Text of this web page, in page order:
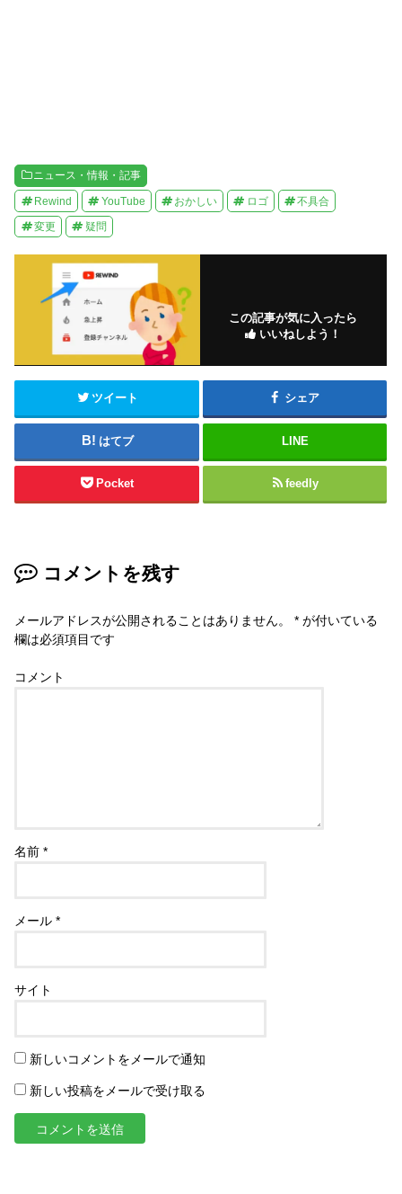
ニュース・情報・記事
Rewind YouTube おかしい ロゴ 不具合
変更 疑問
この記事が気に入ったら
いいねしよう！
ツイート シェア
はてブ LINE
Pocket feedly
コメントを残す
メールアドレスが公開されることはありません。 * が付いている
欄は必須項目です
コメント
名前*
メール*
サイト
新しいコメントをメールで通知
新しい投稿をメールで受け取る